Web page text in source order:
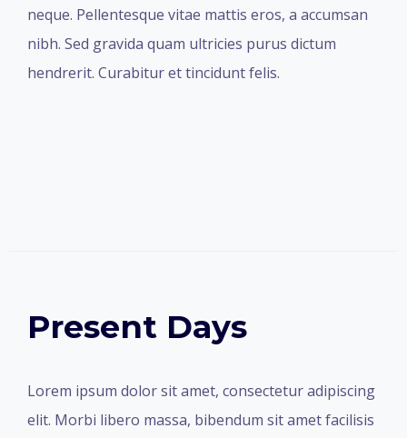
neque. Pellentesque vitae mattis eros, a accumsan
nibh. Sed gravida quam ultricies purus dictum
hendrerit. Curabitur et tincidunt felis.
Present Days
Lorem ipsum dolor sit amet, consectetur adipiscing
elit. Morbi libero massa, bibendum sit amet facilisis